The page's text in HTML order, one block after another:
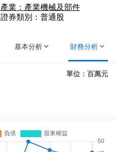
產業：產業機械及部件
證券類別：普通股
基本分析 財務分析
單位：百萬元